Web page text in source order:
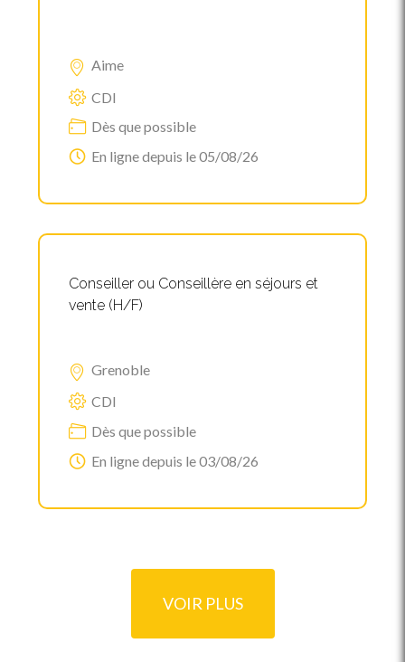
Aime
CDI
Dès que possible
En ligne depuis le 05/08/26
Conseiller ou Conseillère en séjours et
vente (H/F)
Grenoble
CDI
Dès que possible
En ligne depuis le 03/08/26
VOIR PLUS